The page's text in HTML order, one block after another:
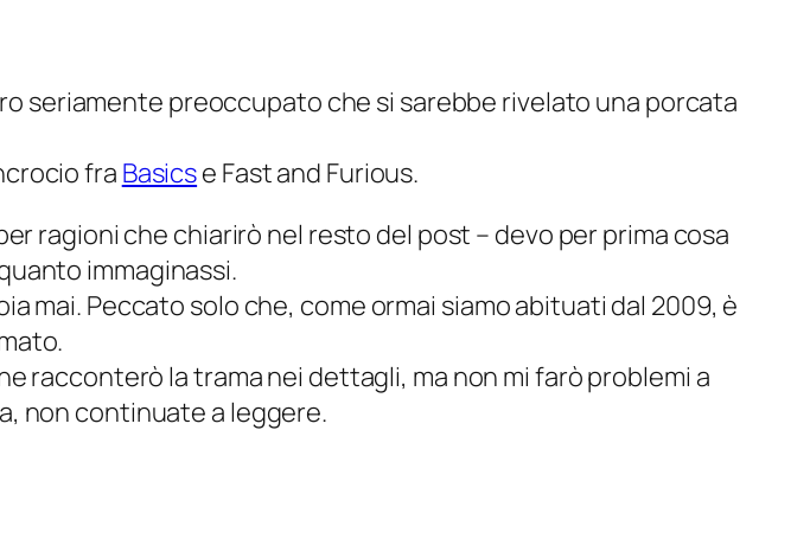
seriamente preoccupato che si sarebbe rivelato una porcata
fra Basicse Fast and Furious.
ragioni che chiarirò nel resto del post – devo per prima cosa
immaginassi.
mai. Peccato solo che, come ormai siamo abituati dal 2009, è
racconterò la trama nei dettagli, ma non mi farò problemi a
non continuate a leggere.